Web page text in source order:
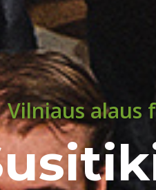
Vilniaus alaus